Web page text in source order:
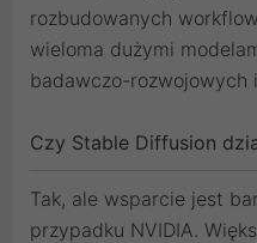
rozbudowanych
wieloma dużymi
badawczo-rozwojowych
Czy Stable Diffusion
Tak, ale wsparcie jest
przypadku NVIDIA.